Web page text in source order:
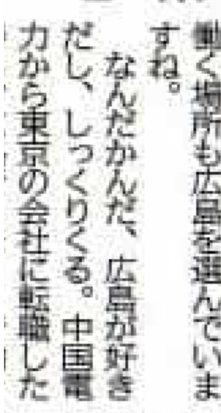
会社概要
Digital Pride Hiroshima
ニュース
お問い合わせ
相談・問い合わせ
見学予約
プライバシーポリシー
© 2026 CodeFox Inc. All rights reserved.
ホーム
サービス ニュース 企業情報
お
問合せ